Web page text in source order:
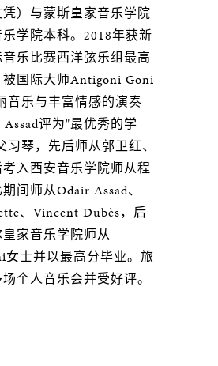
凭）与蒙斯皇家音乐学院
学院本科。2018年获新
乐比赛西洋弦乐组最高
国际大师Antigoni Goni
音乐与丰富情感的演奏
评为"最优秀的学
琴，先后师从郭卫红、
入西安音乐学院师从程
间师从Odair Assad、
、Vincent Dubès，后
家音乐学院师从
士并以最高分毕业。旅
个人音乐会并受好评。